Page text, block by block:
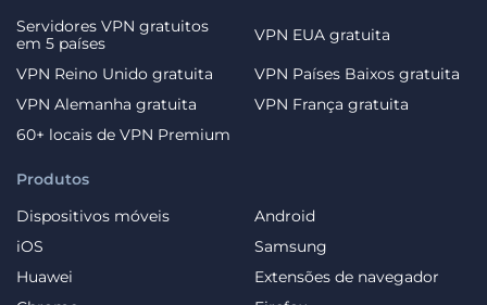
Produtos
Dispositivos móveis
Android
iOS
Samsung
Huawei
Extensões de navegador
Servidores VPN gratuitos
em 5 países
VPN EUA gratuita
VPN Reino Unido gratuita
VPN Países Baixos gratuita
VPN Alemanha gratuita
VPN França gratuita
60+ locais de VPN Premium